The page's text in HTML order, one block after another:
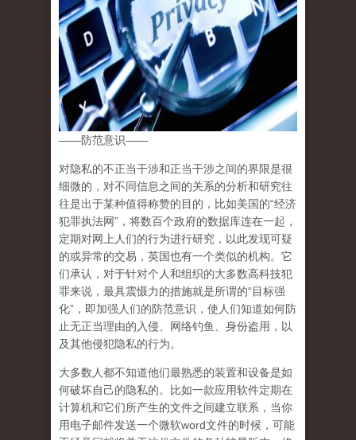
——防范意识——
对隐私的不正当干涉和正当干涉之间的界限是很
细微的，对不同信息之间的关系的分析和研究往
往是出于某种值得称赞的目的，比如美国的“经济
犯罪执法网”，将数百个政府的数据库连在一起，
定期对网上人们的行为进行研究，以此发现可疑
的或异常的交易，英国也有一个类似的机构。它
们承认，对于针对个人和组织的大多数高科技犯
罪来说，最具震慑力的措施就是所谓的“目标强
化”，即加强人们的防范意识，使人们知道如何防
止无正当理由的入侵、网络钓鱼、身份盗用，以
及其他侵犯隐私的行为。
大多数人都不知道他们最熟悉的装置和设备是如
何破坏自己的隐私的。比如一款应用软件定期在
计算机和它们所产生的文件之间建立联系，当你
用电子邮件发送一个微软word文件的时候，可能